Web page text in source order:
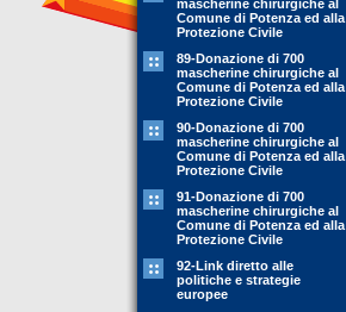
mascherine chirurgiche al
Comune di Potenza ed alla
Protezione Civile
89-Donazione di 700
mascherine chirurgiche al
Comune di Potenza ed alla
Protezione Civile
90-Donazione di 700
mascherine chirurgiche al
Comune di Potenza ed alla
Protezione Civile
91-Donazione di 700
mascherine chirurgiche al
Comune di Potenza ed alla
Protezione Civile
92-Link diretto alle
politiche e strategie
europee